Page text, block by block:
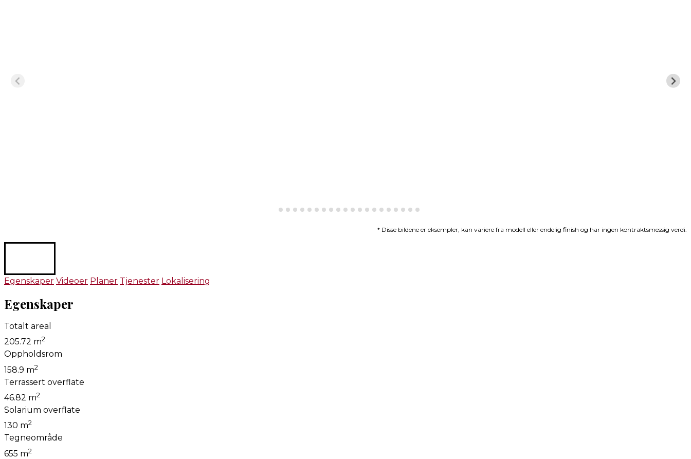
* Disse bildene er eksempler, kan variere fra modell eller endelig finish og har ingen kontraktsmessig verdi.
Egenskaper Videoer Planer Tjenester Lokalisering
Egenskaper
Totalt areal
205.72 m2
Oppholdsrom
158.9 m2
Terrassert overflate
46.82 m2
Solarium overflate
130 m2
Tegneområde
655 m2